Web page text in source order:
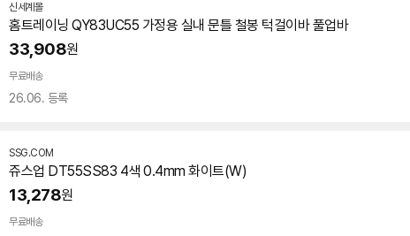
신세계몰
홈트레이닝 QY83UC55 가정용 실내 문틀 철봉 턱걸이바 풀업바
33,908원
무료배송
26.06. 등록
SSG.COM
쥬스업 DT55SS83 4색 0.4mm 화이트(W)
13,278원
무료배송